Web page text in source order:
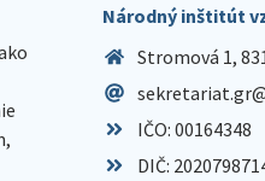
Národný inštitút
Stromová 1,
IČO: 00164348
DIČ: